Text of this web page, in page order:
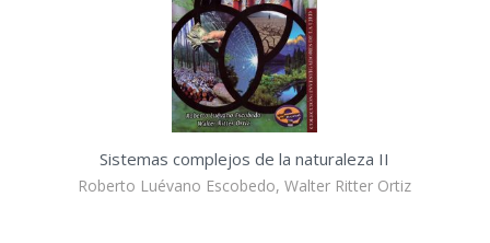
Sistemas complejos de la naturaleza II
Roberto Luévano Escobedo, Walter Ritter Ortiz